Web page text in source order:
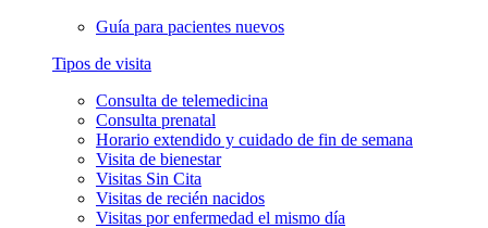
Guía para pacientes nuevos
Tipos de visita
Consulta de telemedicina
Consulta prenatal
Horario extendido y cuidado de fin de semana
Visita de bienestar
Visitas Sin Cita
Visitas de recién nacidos
Visitas por enfermedad el mismo día